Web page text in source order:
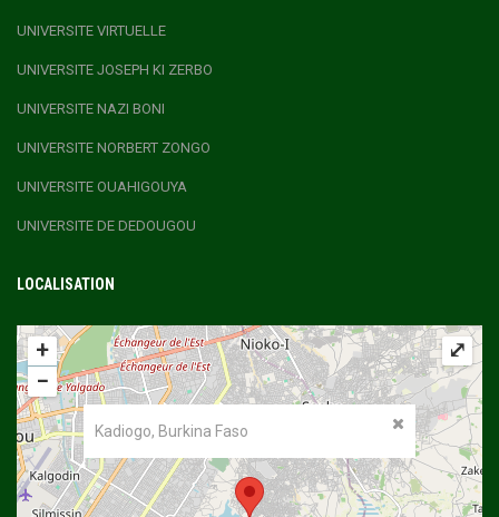
UNIVERSITE VIRTUELLE
UNIVERSITE JOSEPH KI ZERBO
UNIVERSITE NAZI BONI
UNIVERSITE NORBERT ZONGO
UNIVERSITE OUAHIGOUYA
UNIVERSITE DE DEDOUGOU
LOCALISATION
Kadiogo, Burkina Faso
+
−
⤢